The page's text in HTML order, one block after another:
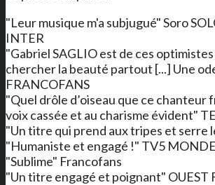
"Leur musique m'a subjugué" Soro
INTER
"Gabriel SAGLIO est de ces
chercher la beauté partout [...] Une
FRANCOFANS
"Quel drôle d’oiseau que ce chanteur
voix cassée et au charisme évident"
"Un titre qui prend aux tripes et serre
"Humaniste et engagé !" TV5 MONDE
"Sublime" Francofans
"Un titre engagé et poignant" OUEST